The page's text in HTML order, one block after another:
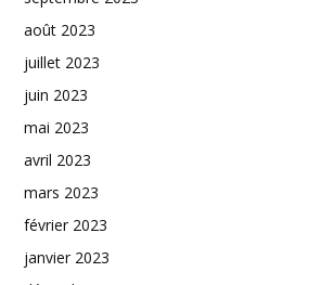
août 2023
juillet 2023
juin 2023
mai 2023
avril 2023
mars 2023
février 2023
janvier 2023